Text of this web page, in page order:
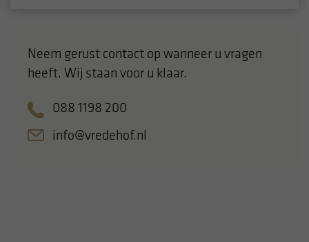
Neem gerust contact op wanneer u vragen
heeft. Wij staan voor u klaar.
088 1198 200
info@vredehof.nl